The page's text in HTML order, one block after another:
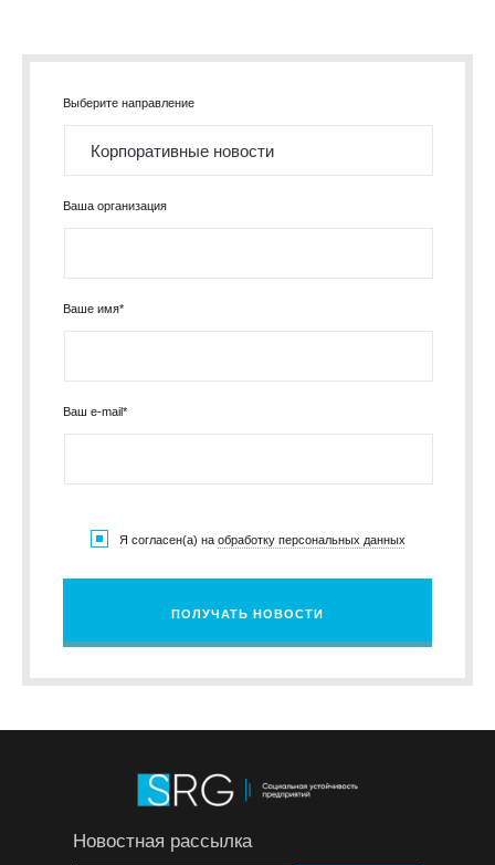
Выберите направление
Ваша организация
Ваше имя*
Ваш e-mail*
Я согласен(а) на обработку персональных данных
ПОЛУЧАТЬ НОВОСТИ
Новостная рассылка